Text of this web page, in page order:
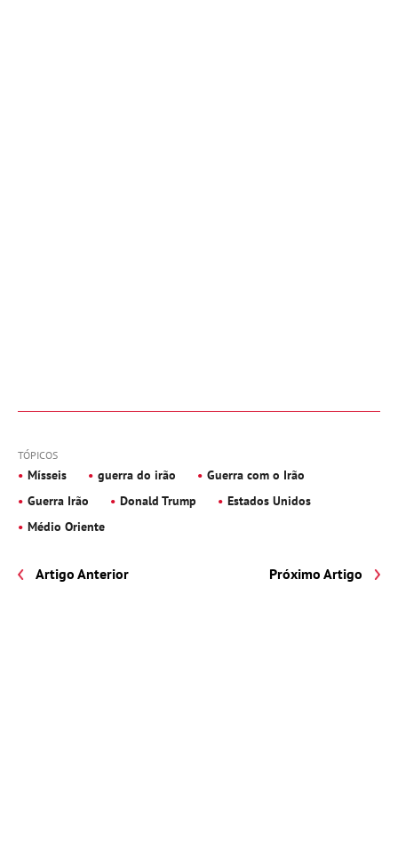
TÓPICOS
Mísseis guerra do irão
Guerra com o Irão
Guerra Irão
Donald Trump
Estados Unidos
Médio Oriente
Artigo Anterior Próximo Artigo